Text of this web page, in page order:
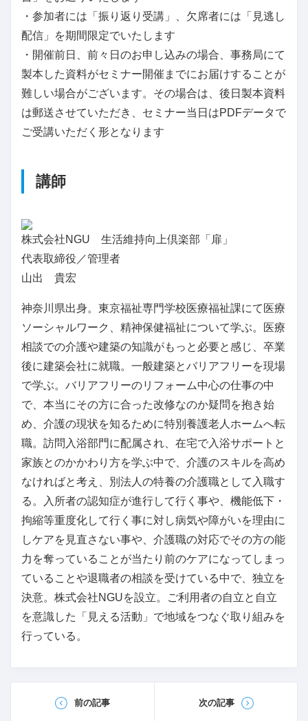
・参加者には「振り返り受講」、欠席者には「見逃し
配信」を期間限定でいたします
・開催前日、前々日のお申し込みの場合、事務局にて
製本した資料がセミナー開催までにお届けすることが
難しい場合がございます。その場合は、後日製本資料
は郵送させていただき、セミナー当日はPDFデータで
ご受講いただく形となります
講師
株式会社NGU 生活維持向上倶楽部「扉」
代表取締役／管理者
山出 貴宏
神奈川県出身。東京福祉専門学校医療福祉課にて医療
ソーシャルワーク、精神保健福祉について学ぶ。医療
相談での介護や建築の知識がもっと必要と感じ、卒業
後に建築会社に就職。一般建築とバリアフリーを現場
で学ぶ。バリアフリーのリフォーム中心の仕事の中
で、本当にその方に合った改修なのか疑問を抱き始
め、介護の現状を知るために特別養護老人ホームへ転
職。訪問入浴部門に配属され、在宅で入浴サポートと
家族とのかかわり方を学ぶ中で、介護のスキルを高め
なければと考え、別法人の特養の介護職として入職す
る。入所者の認知症が進行して行く事や、機能低下・
拘縮等重度化して行く事に対し病気や障がいを理由に
しケアを見直さない事や、介護職の対応でその方の能
力を奪っていることが当たり前のケアになってしまっ
ていることや退職者の相談を受けている中で、独立を
決意。株式会社NGUを設立。ご利用者の自立と自立
を意識した「見える活動」で地域をつなぐ取り組みを
行っている。
前の記事 次の記事